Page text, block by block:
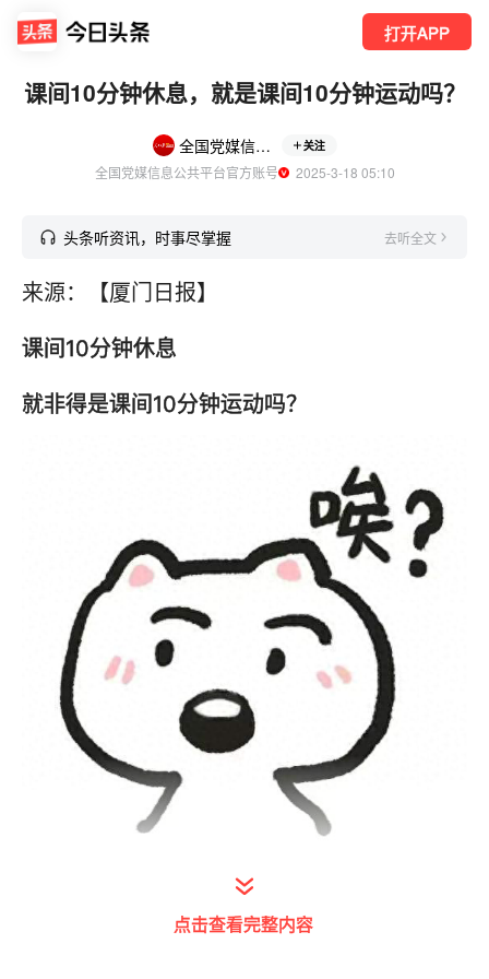
打开APP
课间10分钟休息，就是课间10分钟运动吗？
全国党媒信息公共平台 关注
全国党媒信息公共平台官方账号
  2025-3-18 05:10
头条听资讯，时事尽掌握 去听全文
来源：【厦门日报】
课间10分钟休息
就非得是课间10分钟运动吗？
随着课间休息时间得到重视
点击查看完整内容